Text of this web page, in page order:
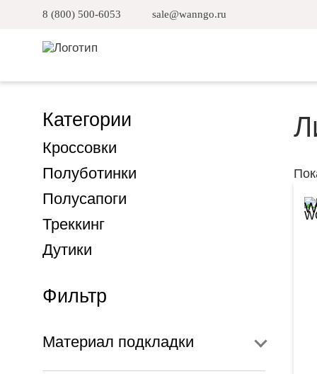
8 (800) 500-6053 sale@wanngo.ru
Категории
Кроссовки
Полуботинки
Полусапоги
Треккинг
Дутики
Фильтр
Материал подкладки